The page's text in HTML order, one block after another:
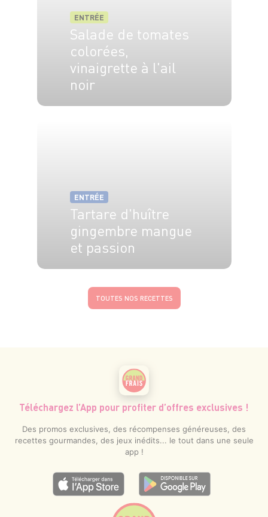
ENTRÉE
Salade de tomates
colorées,
vinaigrette à l'ail
noir
ENTRÉE
Tartare d'huître
gingembre mangue
et passion
TOUTES NOS RECETTES
Téléchargez l’App pour profiter d’offres exclusives !
Des promos exclusives, des récompenses généreuses, des
recettes gourmandes, des jeux inédits... le tout dans une seule
app !